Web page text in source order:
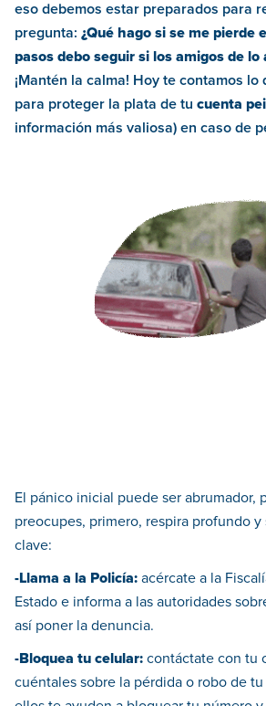
eso debemos estar preparados para
pregunta: ¿Qué hago si se me pierde
pasos debo seguir si los amigos de lo
¡Mantén la calma! Hoy te contamos lo
para proteger la plata de tu cuenta
información más valiosa) en caso de
El pánico inicial puede ser abrumador,
preocupes, primero, respira profundo y
clave:
-Llama a la Policía: acércate a la
Estado e informa a las autoridades
así poner la denuncia.
-Bloquea tu celular: contáctate con tu
cuéntales sobre la pérdida o robo de